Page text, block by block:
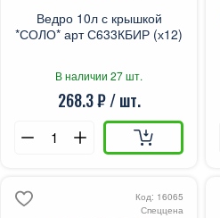
Ведро 10л с крышкой
*СОЛО* арт С633КБИР (х12)
В наличии 27 шт.
268.3 ₽ / шт.
Код: 16065
Спеццена